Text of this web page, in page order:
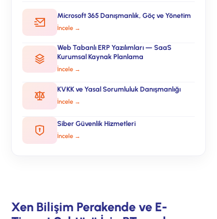
Microsoft 365 Danışmanlık, Göç ve Yönetim
İncele →
Web Tabanlı ERP Yazılımları — SaaS
Kurumsal Kaynak Planlama
İncele →
KVKK ve Yasal Sorumluluk Danışmanlığı
İncele →
Siber Güvenlik Hizmetleri
İncele →
Xen Bilişim Perakende ve E-